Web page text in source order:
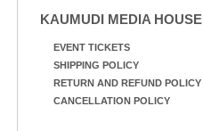
KAUMUDI MEDIA HOUSE
EVENT TICKETS
SHIPPING POLICY
RETURN AND REFUND POLICY
CANCELLATION POLICY